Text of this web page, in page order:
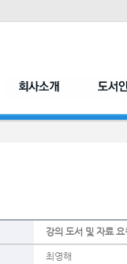
강의 도서 및 자료 요
최영해